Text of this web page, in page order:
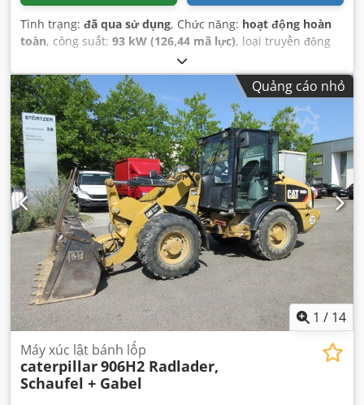
Tình trạng: đã qua sử dụng, Chức năng: hoạt động hoàn
toàn, công suất: 93 kW (126,44 mã lực), loại truyền động
, loại nhiên liệu:
không tải:12.600 kg, trọng lượng vận hành:12.600 kg, cấu
hình trục:4x4, đăng ký lần đầu:10/1998, Năm sản xuất:
1998, giờ hoạt động:17.762 h, nhiên liệu:diesel, Thiết bị:
càng nâng pallet, dẫn động bốn bánh,
Quảng cáo nhỏ
1 / 14
Máy xúc lật bánh lốp
caterpillar906H2 Radlader,
Schaufel + Gabel